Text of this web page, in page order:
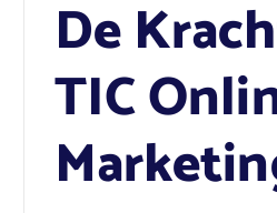
De
TIC